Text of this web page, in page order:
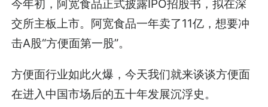
今年初，阿宽食品正式披露IPO招股书，拟在深
交所主板上市。阿宽食品一年卖了11亿，想要冲
击A股“方便面第一股”。
方便面行业如此火爆，今天我们就来谈谈方便面
在进入中国市场后的五十年发展沉浮史。